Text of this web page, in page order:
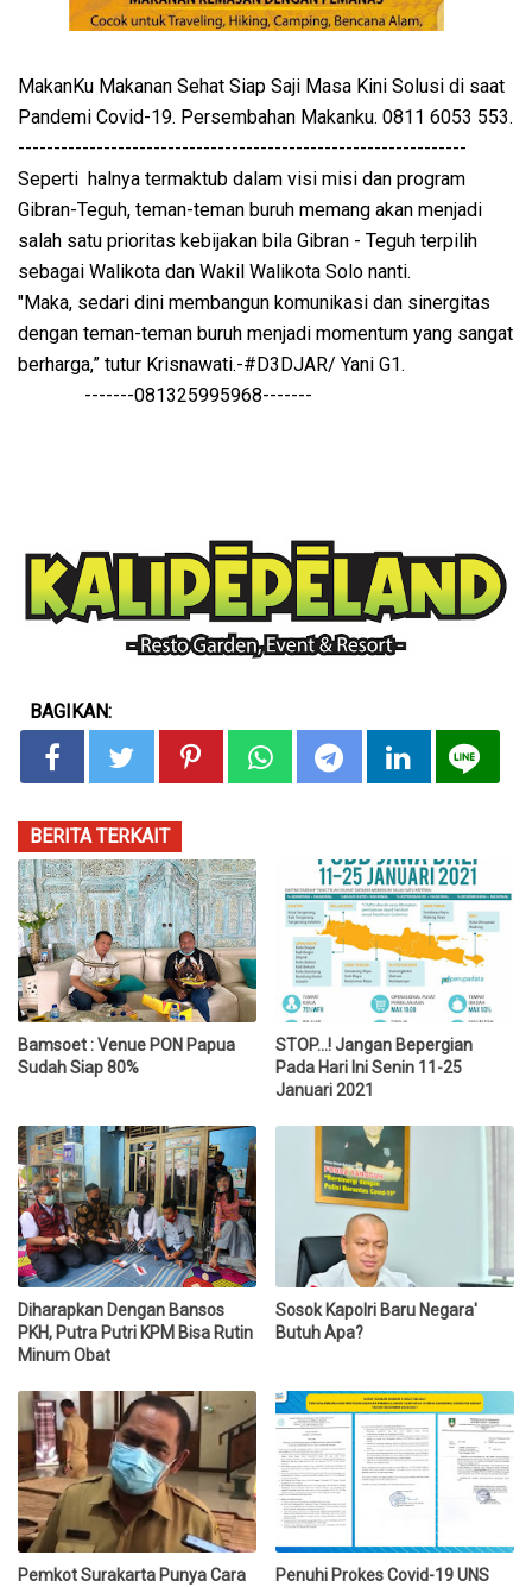
MakanKu Makanan Sehat Siap Saji Masa Kini Solusi di saat
Pandemi Covid-19. Persembahan Makanku. 0811 6053 553.
---------------------------------------------------------------
Seperti halnya termaktub dalam visi misi dan program
Gibran-Teguh, teman-teman buruh memang akan menjadi
salah satu prioritas kebijakan bila Gibran - Teguh terpilih
sebagai Walikota dan Wakil Walikota Solo nanti.
"Maka, sedari dini membangun komunikasi dan sinergitas
dengan teman-teman buruh menjadi momentum yang sangat
berharga,” tutur Krisnawati.-#D3DJAR/ Yani G1.
-------081325995968-------
BAGIKAN:
BERITA TERKAIT
Bamsoet : Venue PON Papua
Sudah Siap 80%
STOP...! Jangan Bepergian
Pada Hari Ini Senin 11-25
Januari 2021
Diharapkan Dengan Bansos
PKH, Putra Putri KPM Bisa Rutin
Minum Obat
Sosok Kapolri Baru Negara'
Butuh Apa?
Pemkot Surakarta Punya Cara
Penuhi Prokes Covid-19 UNS